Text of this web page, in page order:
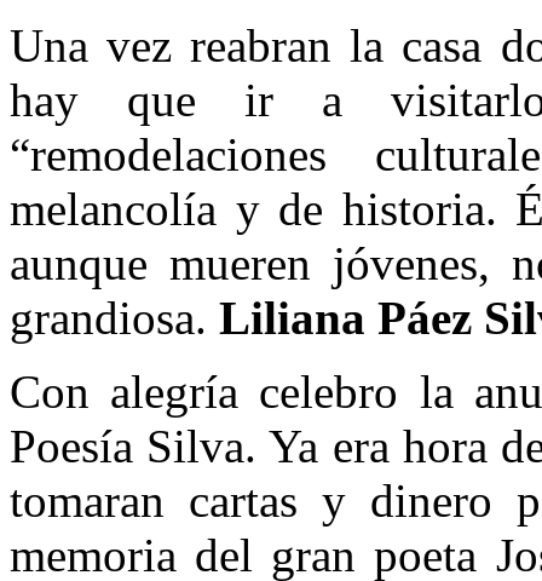
Una vez reabran la casa
hay que ir a
“remodelaciones
melancolía y de historia.
aunque mueren jóvenes,
grandiosa. Liliana Páez
Con alegría celebro la
Poesía Silva. Ya era hora
tomaran cartas y dinero
memoria del gran poeta